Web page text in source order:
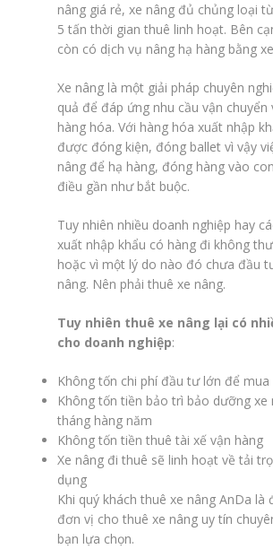
nâng giá rẻ, xe nâng đủ chủng loại
5 tấn thời gian thuê linh hoạt. Bên
còn có dịch vụ nâng hạ hàng bằng
Xe nâng là một giải pháp chuyên
quả để đáp ứng nhu cầu vận chuyển
hàng hóa. Với hàng hóa xuất nhập
được đóng kiện, đóng ballet vì vậy
nâng để hạ hàng, đóng hàng vào
điều gần như bắt buộc.
Tuy nhiên nhiều doanh nghiệp hay
xuất nhập khẩu có hàng đi không
hoặc vì một lý do nào đó chưa đầu
nâng. Nên phải thuê xe nâng.
Tuy nhiên thuê xe nâng lại có
cho doanh nghiệp:
Không tốn chi phí đầu tư lớn để mua
Không tốn tiền bảo trì bảo dưỡng xe
tháng hàng năm
Không tốn tiền thuê tài xế vận hàng
Xe nâng đi thuê sẽ linh hoạt về tải
dụng
Khi quý khách thuê xe nâng AnDa là
đơn vị cho thuê xe nâng uy tín
bạn lựa chọn.